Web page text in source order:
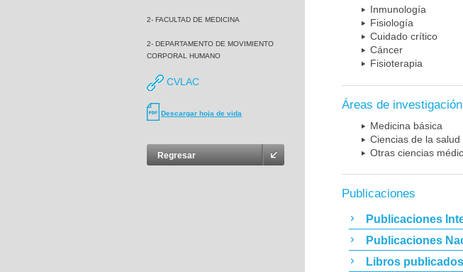
2- FACULTAD DE MEDICINA
2- DEPARTAMENTO DE MOVIMIENTO
CORPORAL HUMANO
CVLAC
Descargar hoja de vida
Regresar
Inmunología
Fisiología
Cuidado crítico
Cáncer
Fisioterapia
Áreas de investigación
Medicina básica
Ciencias de la salud
Otras ciencias
Publicaciones
Publicaciones
Publicaciones
Libros publicados